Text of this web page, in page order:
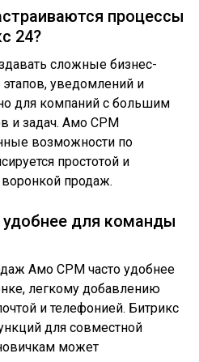
процессы
24?
сложные бизнес-
уведомлений и
для компаний с большим
и задач. Амо СРМ
возможности по
простотой и
продаж.
удобнее для команды
Амо СРМ часто удобнее
легкому добавлению
и телефонией. Битрикс
для совместной
может